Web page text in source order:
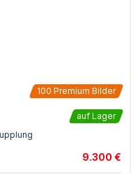
100 Premium Bilder
auf Lager
9.300 €